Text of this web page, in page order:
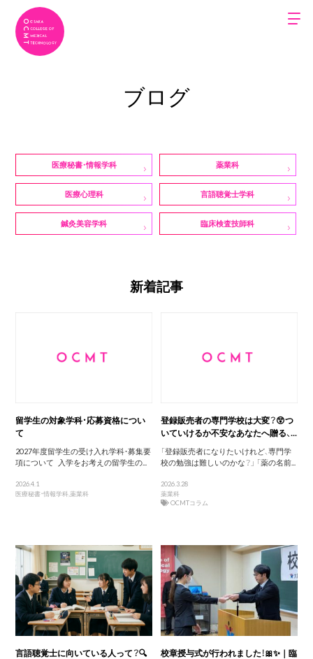
ブログ
医療秘書・情報学科 薬業科
医療心理科 言語聴覚士学科
鍼灸美容学科 臨床検査技師科
新着記事
留学生の対象学科・応募資格につい
て
2027年度留学生の受け入れ学科・募集要
項について 入学をお考えの留学生の...
2026.4.1
医療秘書・情報学科,薬業科
登録販売者の専門学校は大変？😲つ
いていけるか不安なあなたへ贈る、...
「登録販売者になりたいけれど、専門学
校の勉強は難しいのかな？」 「薬の名前...
2026.3.28
薬業科
OCMTコラム
言語聴覚士に向いている人って？🔍
校章授与式が行われました！🎀✨｜臨